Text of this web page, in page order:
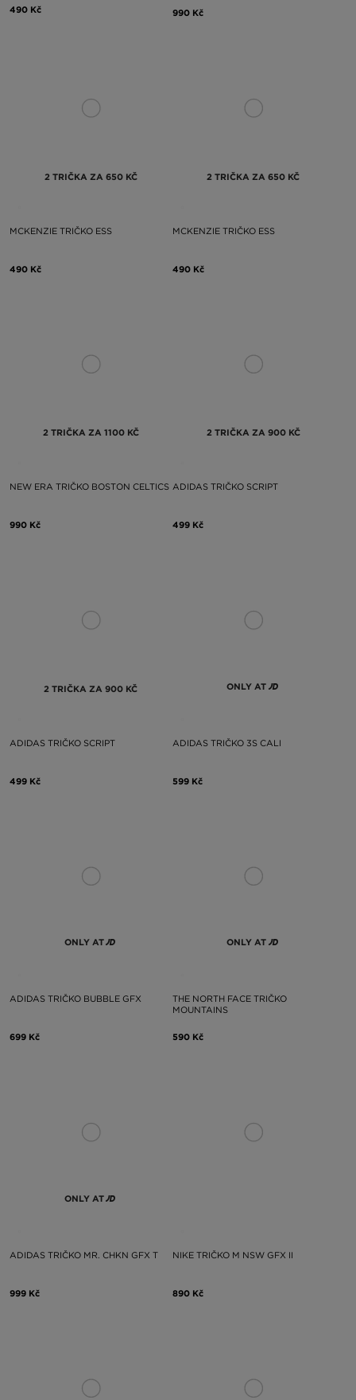
490 Kč 990 Kč
2 TRIČKA ZA 650 KČ
MCKENZIE TRIČKO ESS
490 Kč
2 TRIČKA ZA 650 KČ
MCKENZIE TRIČKO ESS
490 Kč
2 TRIČKA ZA 1100 KČ
NEW ERA TRIČKO BOSTON CELTICS
990 Kč
2 TRIČKA ZA 900 KČ
ADIDAS TRIČKO SCRIPT
499 Kč
2 TRIČKA ZA 900 KČ
ADIDAS TRIČKO SCRIPT
499 Kč
ONLY AT
ADIDAS TRIČKO 3S CALI
599 Kč
ONLY AT
ADIDAS TRIČKO BUBBLE GFX
699 Kč
ONLY AT
THE NORTH FACE TRIČKO
MOUNTAINS
590 Kč
ONLY AT
ADIDAS TRIČKO MR. CHKN GFX T
999 Kč
NIKE TRIČKO M NSW GFX II
890 Kč